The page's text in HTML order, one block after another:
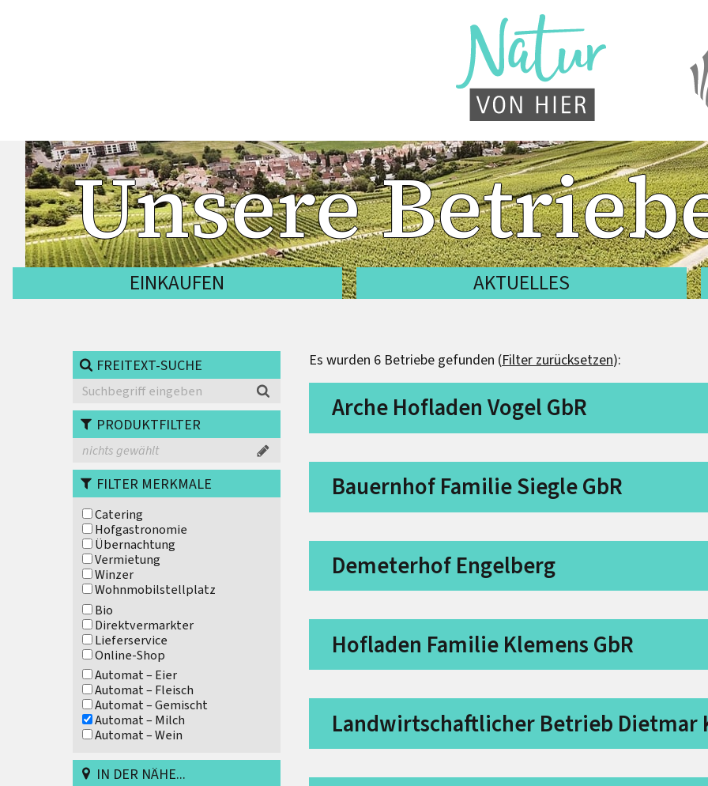
Unsere
EINKAUFEN AKTUELLES
FREITEXT-SUCHE
PRODUKTFILTER
nichts gewählt
FILTER MERKMALE
Catering
Hofgastronomie
Übernachtung
Vermietung
Winzer
Wohnmobilstellplatz
Bio
Direktvermarkter
Lieferservice
Online-Shop
Automat – Eier
Automat – Fleisch
Automat – Gemischt
Automat – Milch
Automat – Wein
IN DER NÄHE...
Es wurden 6 Betriebe gefunden (Filter zurücksetzen):
Arche Hofladen Vogel GbR
Bauernhof Familie Siegle GbR
Demeterhof Engelberg
Hofladen Familie Klemens GbR
Landwirtschaftlicher Betrieb Dietmar